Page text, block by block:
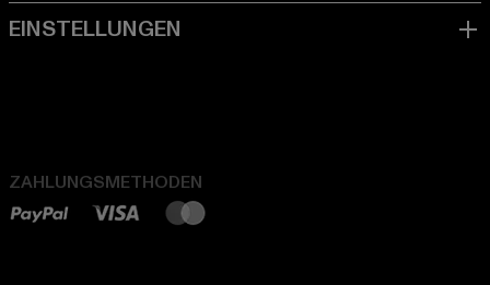
ZAHLUNGSMETHODEN